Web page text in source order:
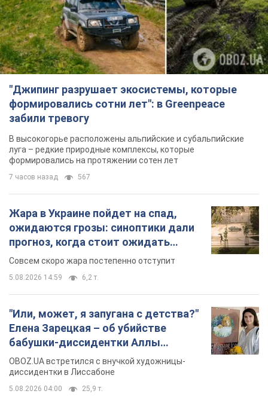
"Джипинг разрушает экосистемы, которые
формировались сотни лет": в Greenpeace
забили тревогу
В высокогорье расположены альпийские и субальпийские
луга – редкие природные комплексы, которые
формировались на протяжении сотен лет
7 часов назад 567
Жара в Украине пойдет на спад,
ожидаются грозы: синоптики дали
прогноз, когда стоит ожидать
изменения погоды
Совсем скоро жара постепенно отступит
5.08.2026 14:59 6,2 т.
"Или, может, я запугана с детства?"
Елена Зарецкая – об убийстве
бабушки-диссидентки Аллы
Горской, критике сына Стуса и
бегстве в Португалию с пятью
детьми
OBOZ.UA встретился с внучкой художницы-
диссидентки в Лиссабоне
5.08.2026 04:00 25,9 т.